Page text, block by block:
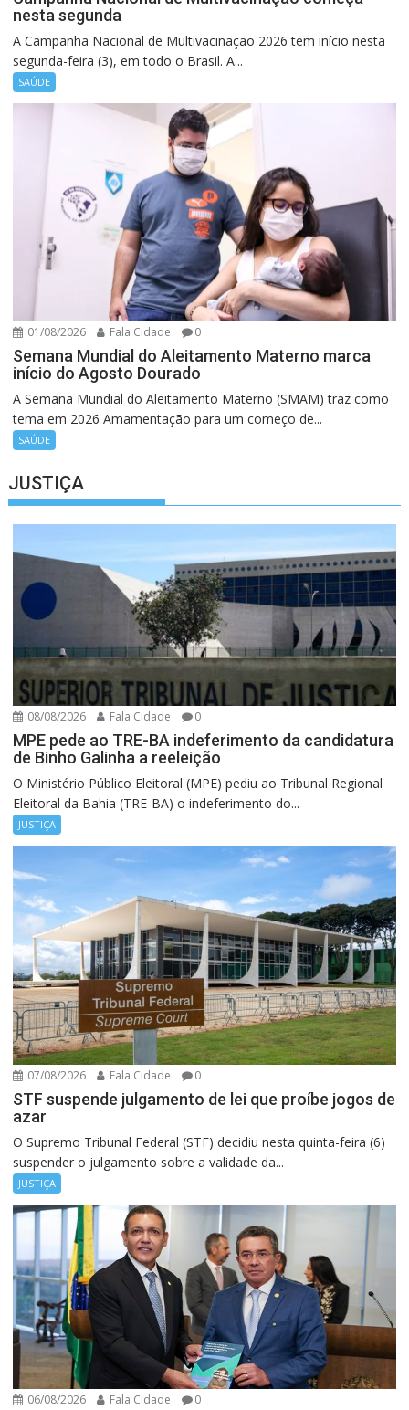
nesta segunda
A Campanha Nacional de Multivacinação 2026 tem início nesta
segunda-feira (3), em todo o Brasil. A...
SAÚDE
01/08/2026 Fala Cidade 0
Semana Mundial do Aleitamento Materno marca
início do Agosto Dourado
A Semana Mundial do Aleitamento Materno (SMAM) traz como
tema em 2026 Amamentação para um começo de...
SAÚDE
JUSTIÇA
08/08/2026 Fala Cidade 0
MPE pede ao TRE-BA indeferimento da candidatura
de Binho Galinha a reeleição
O Ministério Público Eleitoral (MPE) pediu ao Tribunal Regional
Eleitoral da Bahia (TRE-BA) o indeferimento do...
JUSTIÇA
07/08/2026 Fala Cidade 0
STF suspende julgamento de lei que proíbe jogos de
azar
O Supremo Tribunal Federal (STF) decidiu nesta quinta-feira (6)
suspender o julgamento sobre a validade da...
JUSTIÇA
06/08/2026 Fala Cidade 0